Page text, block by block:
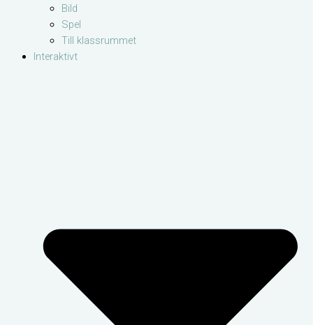
Bild
Spel
Till klassrummet
Interaktivt